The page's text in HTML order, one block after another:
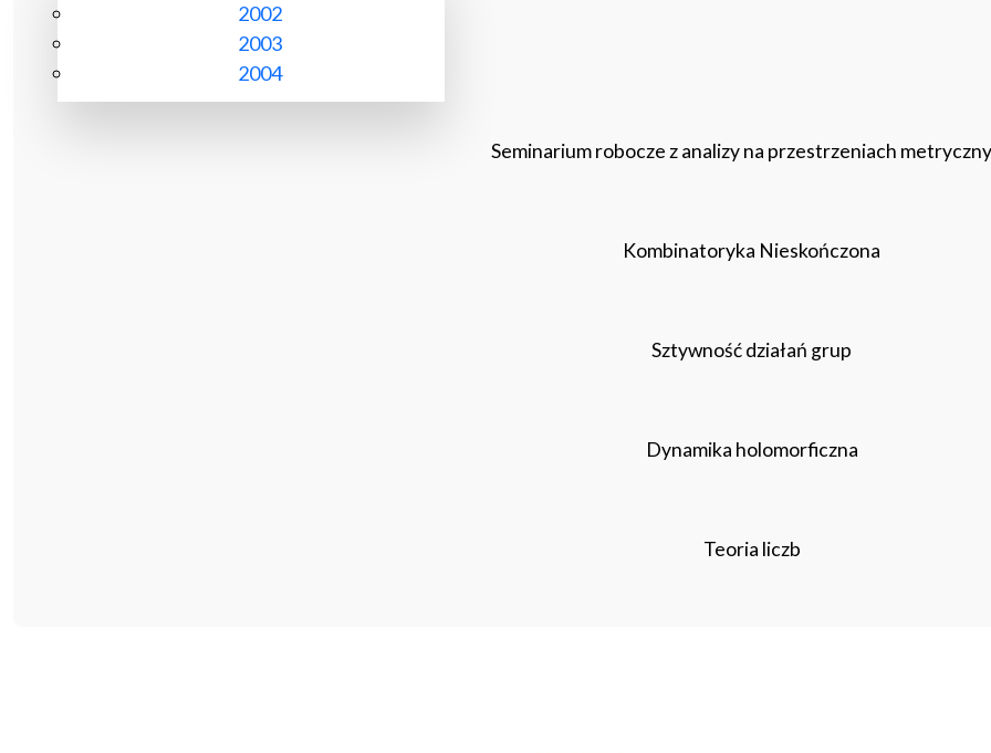
2002
2003
2004
Seminarium robocze z analizy na przestrzeniach
Kombinatoryka Nieskończona
Sztywność działań grup
Dynamika holomorficzna
Teoria liczb